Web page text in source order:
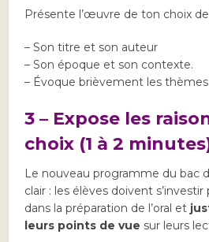
Présente l’œuvre de ton choix
– Son titre et son auteur
– Son époque et son contexte.
– Évoque brièvement les
3 – Expose les
choix (1 à 2
Le nouveau programme du bac
clair : les élèves doivent
dans la préparation de l’oral et
leurs points de vue sur leurs